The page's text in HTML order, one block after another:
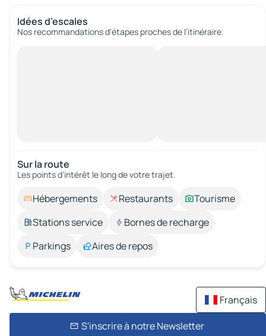
Idées d’escales
Nos recommandations d'étapes proches de l’itinéraire.
Sur la route
Les points d’intérêt le long de votre trajet.
Hébergements Restaurants
Tourisme
Stations service
Bornes de recharge
Parkings
Aires de repos
Français
S'inscrire à notre Newsletter